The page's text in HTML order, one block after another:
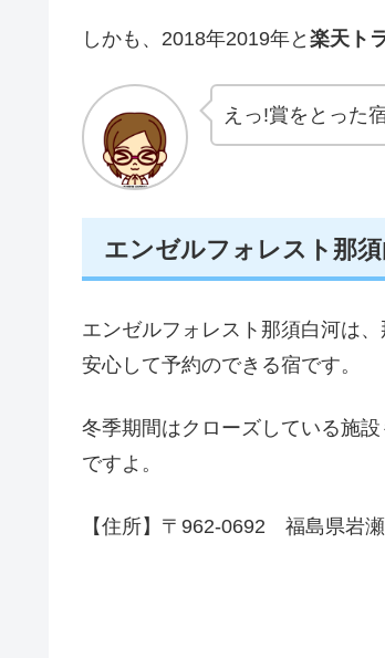
しかも、2018年2019年と 楽天ト
えっ!賞をとった
エンゼルフォレスト那
エンゼルフォレスト那須白河は
安心して予約のできる宿です。
冬季期間はクローズしている施
ですよ。
【住所】〒962-0692 福島県岩